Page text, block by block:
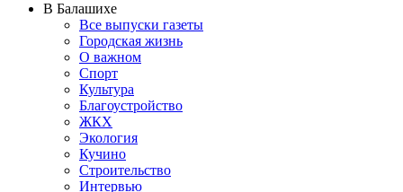
В Балашихе
Все выпуски газеты
Городская жизнь
О важном
Спорт
Культура
Благоустройство
ЖКХ
Экология
Кучино
Строительство
Интервью